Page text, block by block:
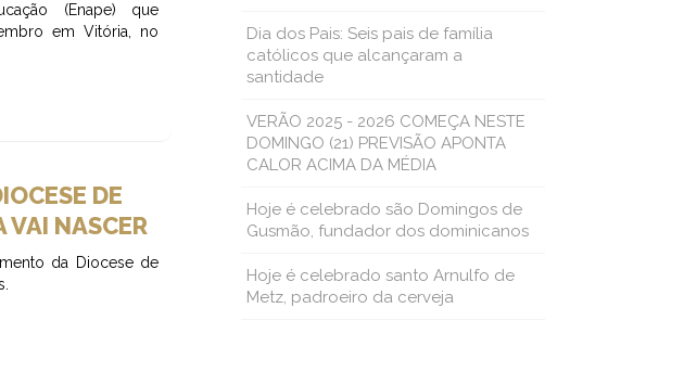
(Enape) que
em Vitória, no
DE
NASCER
da Diocese de
Dia dos Pais: Seis pais de família
católicos que alcançaram a
santidade
VERÃO 2025 - 2026 COMEÇA NESTE
DOMINGO (21) PREVISÃO APONTA
CALOR ACIMA DA MÉDIA
Hoje é celebrado são Domingos de
Gusmão, fundador dos dominicanos
Hoje é celebrado santo Arnulfo de
Metz, padroeiro da cerveja